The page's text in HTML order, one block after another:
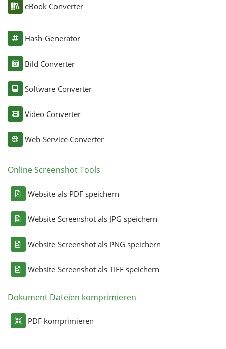
eBook Converter
Hash-Generator
Bild Converter
Software Converter
Video Converter
Web-Service Converter
Online Screenshot Tools
Website als PDF speichern
Website Screenshot als JPG speichern
Website Screenshot als PNG speichern
Website Screenshot als TIFF speichern
Dokument Dateien komprimieren
PDF komprimieren